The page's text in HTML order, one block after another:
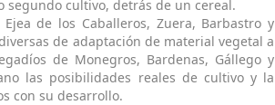
segundo cultivo, detrás de un cereal.
de los Caballeros, Zuera, Barbastro y
de adaptación de material vegetal a
de Monegros, Bardenas, Gállego y
las posibilidades reales de cultivo y la
con su desarrollo.